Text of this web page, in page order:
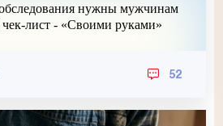
нужны мужчинам
лист - «Своими руками»
52